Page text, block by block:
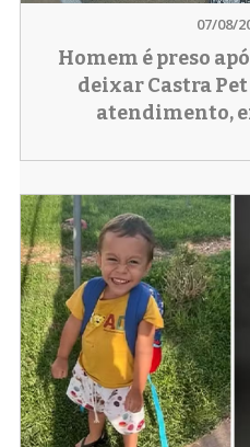
07/08/
Homem é preso
deixar Castra
atendimento,